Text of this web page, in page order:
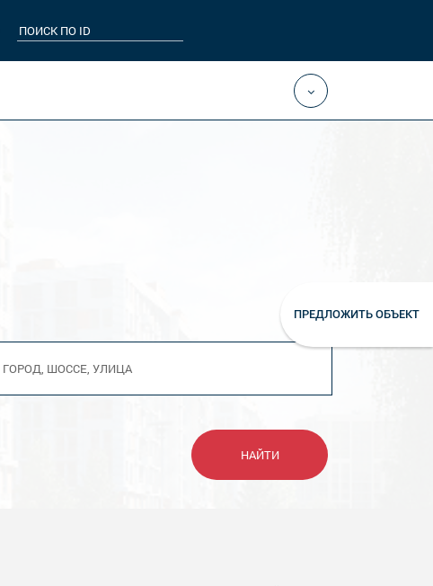
НАЙТИ
ПРЕДЛОЖИТЬ ОБЪЕКТ